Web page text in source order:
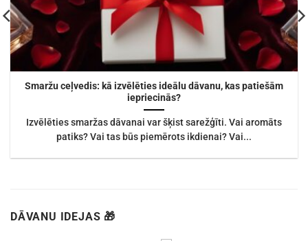
Smaržu ceļvedis: kā izvēlēties ideālu dāvanu, kas patiešām
iepriecinās?
Izvēlēties smaržas dāvanai var šķist sarežģīti. Vai aromāts
patiks? Vai tas būs piemērots ikdienai? Vai...
DĀVANU IDEJAS 🎁